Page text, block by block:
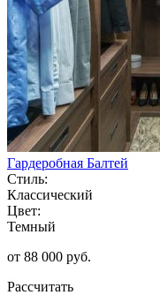
Гардеробная Балтей
Стиль:
Классический
Цвет:
Темный
от 88 000 руб.
Рассчитать